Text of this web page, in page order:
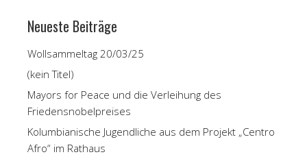
Neueste Beiträge
Wollsammeltag 20/03/25
(kein Titel)
Mayors for Peace und die Verleihung des
Friedensnobelpreises
Kolumbianische Jugendliche aus dem Projekt „Centro
Afro“ im Rathaus